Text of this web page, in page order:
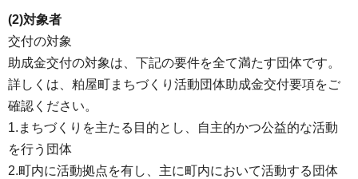
(2)対象者
交付の対象
助成金交付の対象は、下記の要件を全て満たす団体です。
詳しくは、粕屋町まちづくり活動団体助成金交付要項をご
確認ください。
1.まちづくりを主たる目的とし、自主的かつ公益的な活動
を行う団体
2.町内に活動拠点を有し、主に町内において活動する団体